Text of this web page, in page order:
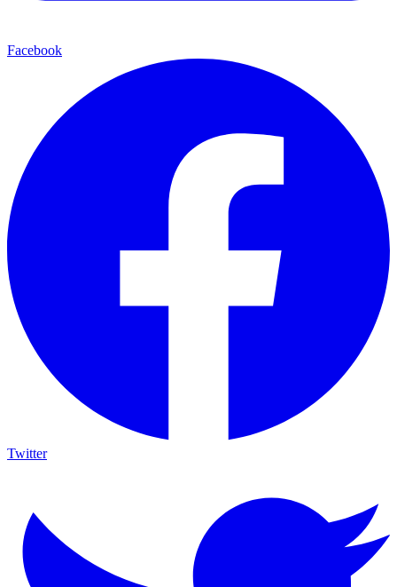
Facebook
Twitter